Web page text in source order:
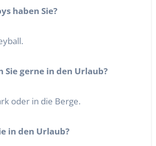
haben Sie?
Sie gerne in den Urlaub?
oder in die Berge.
in den Urlaub?